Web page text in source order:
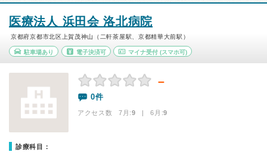
医療法人 浜田会 洛北病院
京都府京都市北区上賀茂神山（二軒茶屋駅、京都精華大前駅）
駐車場あり 電子決済可 マイナ受付 (スマホ可)
－
0件
アクセス数 7月:9 | 6月:9
診療科目：